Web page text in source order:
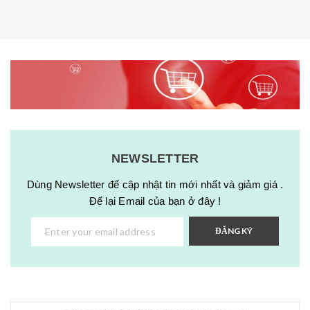
NEWSLETTER
Dùng Newsletter để cập nhật tin mới nhất và giảm giá .
Để lại Email của bạn ở đây !
ĐĂNG KÝ